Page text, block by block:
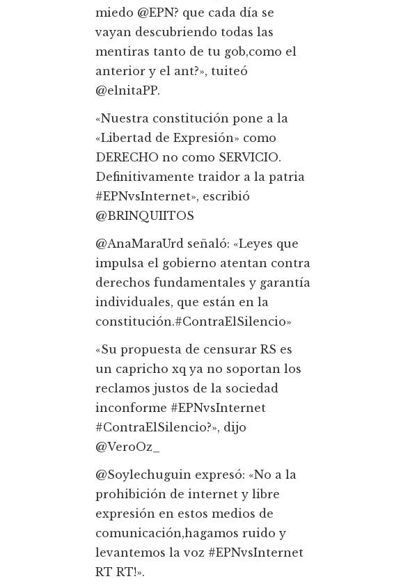
miedo @EPN? que cada día se
vayan descubriendo todas las
mentiras tanto de tu gob,como el
anterior y el ant?», tuiteó
@elnitaPP.
«Nuestra constitución pone a la
«Libertad de Expresión» como
DERECHO no como SERVICIO.
Definitivamente traidor a la patria
#EPNvsInternet», escribió
@BRINQUIITOS
@AnaMaraUrd señaló: «Leyes que
impulsa el gobierno atentan contra
derechos fundamentales y garantía
individuales, que están en la
constitución.#ContraElSilencio»
«Su propuesta de censurar RS es
un capricho xq ya no soportan los
reclamos justos de la sociedad
inconforme #EPNvsInternet
#ContraElSilencio?», dijo
@VeroOz_
@Soylechuguin expresó: «No a la
prohibición de internet y libre
expresión en estos medios de
comunicación,hagamos ruido y
levantemos la voz #EPNvsInternet
RT RT!».